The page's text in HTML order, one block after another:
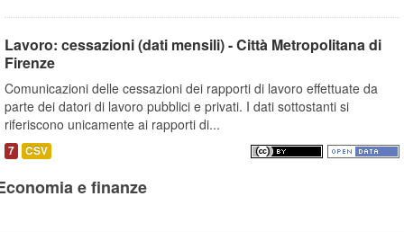
Lavoro: cessazioni (dati mensili) - Città Metropolitana di
Firenze
Comunicazioni delle cessazioni dei rapporti di lavoro effettuate da
parte dei datori di lavoro pubblici e privati. I dati sottostanti si
riferiscono unicamente ai rapporti di...
7 CSV
e finanze